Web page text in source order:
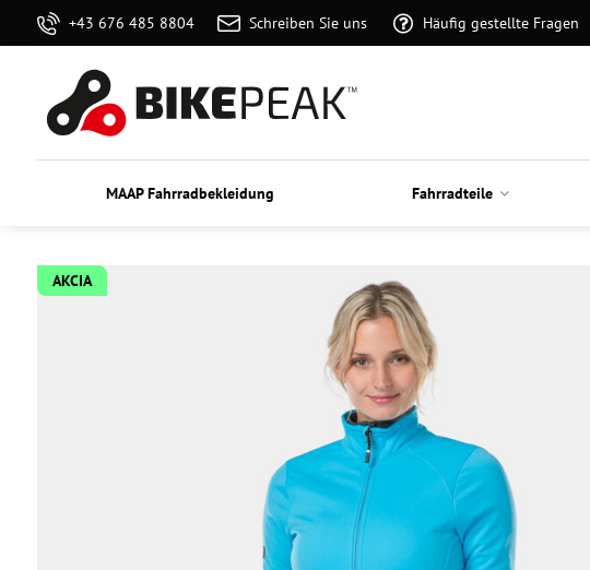
+43 676 485 8804 Schreiben Sie uns Häufig gestellte Fragen
MAAP Fahrradbekleidung Fahrradteile
AKCIA